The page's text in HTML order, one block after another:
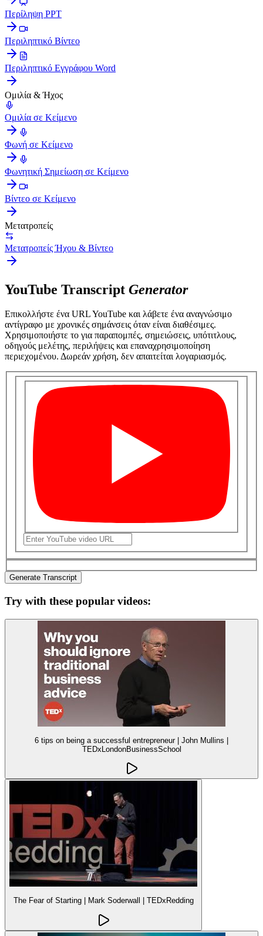
Περίληψη PPT
Περιληπτικό Βίντεο
Περιληπτικό Εγγράφου Word
Ομιλία & Ήχος
Ομιλία σε Κείμενο
Φωνή σε Κείμενο
Φωνητική Σημείωση σε Κείμενο
Βίντεο σε Κείμενο
Μετατροπείς
Μετατροπείς Ήχου & Βίντεο
YouTube Transcript Generator
Επικολλήστε ένα URL YouTube και λάβετε ένα αναγνώσιμο
αντίγραφο με χρονικές σημάνσεις όταν είναι διαθέσιμες.
Χρησιμοποιήστε το για παραπομπές, σημειώσεις, υπότιτλους,
οδηγούς μελέτης, περιλήψεις και επαναχρησιμοποίηση
περιεχομένου. Δωρεάν χρήση, δεν απαιτείται λογαριασμός.
Generate Transcript
Try with these popular videos:
6 tips on being a successful entrepreneur | John Mullins |
TEDxLondonBusinessSchool
The Fear of Starting | Mark Soderwall | TEDxRedding